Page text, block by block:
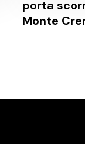
porta
Monte